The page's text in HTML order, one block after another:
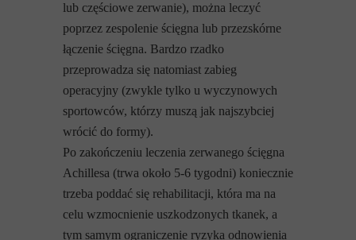
lub częściowe zerwanie), można leczyć
poprzez zespolenie ścięgna lub przezskórne
łączenie ścięgna. Bardzo rzadko
przeprowadza się natomiast zabieg
operacyjny (zwykle tylko u wyczynowych
sportowców, którzy muszą jak najszybciej
wrócić do formy).
Po zakończeniu leczenia zerwanego ścięgna
Achillesa (trwa około 5-6 tygodni) koniecznie
trzeba poddać się rehabilitacji, która ma na
celu wzmocnienie uszkodzonych tkanek, a
tym samym ograniczenie ryzyka odnowienia